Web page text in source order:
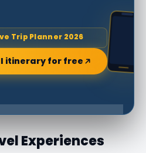
Trip Planner 2026
itinerary for free
Experiences